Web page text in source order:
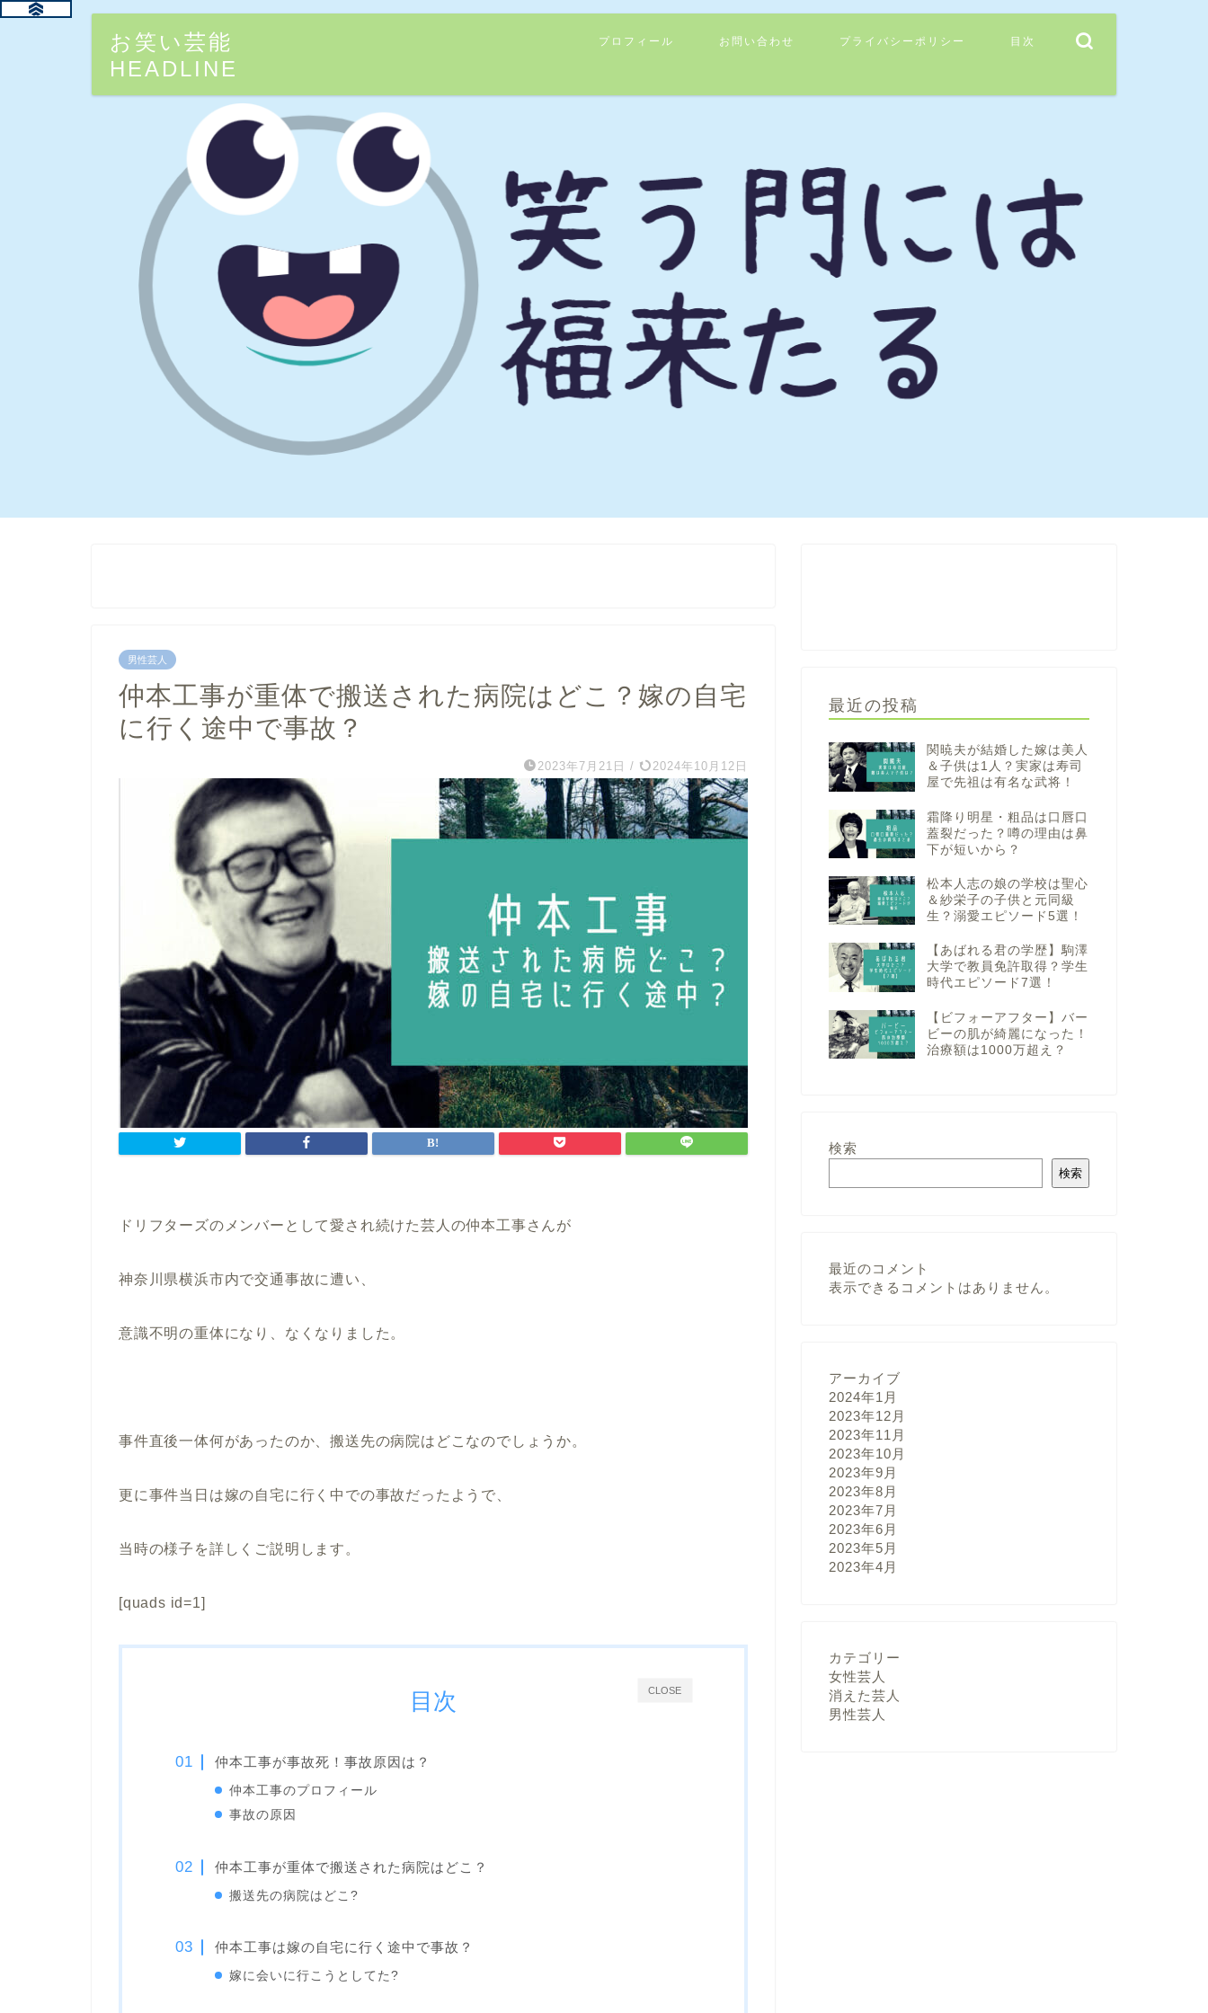
お笑い芸能
HEADLINE
プロフィール お問い合わせ プライバシーポリシー 目次
男性芸人
仲本工事が重体で搬送された病院はどこ？嫁の自宅
に行く途中で事故？
2023年7月21日 / 2024年10月12日
ドリフターズのメンバーとして愛され続けた芸人の仲本工事さんが
神奈川県横浜市内で交通事故に遭い、
意識不明の重体になり、なくなりました。
事件直後一体何があったのか、搬送先の病院はどこなのでしょうか。
更に事件当日は嫁の自宅に行く中での事故だったようで、
当時の様子を詳しくご説明します。
[quads id=1]
CLOSE
目次
仲本工事が事故死！事故原因は？
仲本工事のプロフィール
事故の原因
仲本工事が重体で搬送された病院はどこ？
搬送先の病院はどこ?
仲本工事は嫁の自宅に行く途中で事故？
嫁に会いに行こうとしてた?
最近の投稿
関暁夫が結婚した嫁は美人
＆子供は1人？実家は寿司
屋で先祖は有名な武将！
霜降り明星・粗品は口唇口
蓋裂だった？噂の理由は鼻
下が短いから？
松本人志の娘の学校は聖心
＆紗栄子の子供と元同級
生？溺愛エピソード5選！
【あばれる君の学歴】駒澤
大学で教員免許取得？学生
時代エピソード7選！
【ビフォーアフター】バー
ビーの肌が綺麗になった！
治療額は1000万超え？
検索
検索
最近のコメント
表示できるコメントはありません。
アーカイブ
2024年1月
2023年12月
2023年11月
2023年10月
2023年9月
2023年8月
2023年7月
2023年6月
2023年5月
2023年4月
カテゴリー
女性芸人
消えた芸人
男性芸人